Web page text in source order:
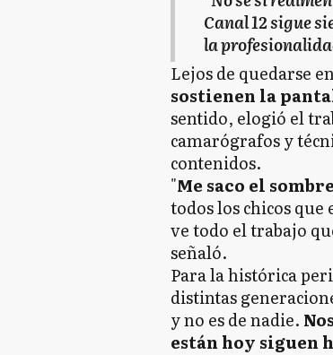
Canal 12 sigue
la
Lejos de quedarse
sostienen la
sentido, elogió el
camarógrafos y
contenidos.
"Me saco el
todos los chicos que
ve todo el trabajo
señaló.
Para la histórica
distintas
y no es de nadie.
están hoy siguen